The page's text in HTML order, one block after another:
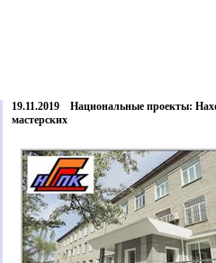
19.11.2019 Национальные проекты:
мастерских